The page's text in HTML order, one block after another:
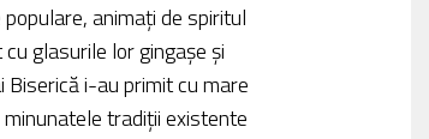
animați de spiritul
glasurile lor gingașe și
i-au primit cu mare
tradiții existente